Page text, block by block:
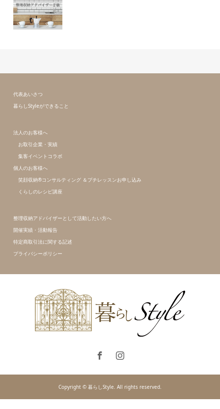
代表あいさつ
暮らしStyleができること
法人のお客様へ
お取引企業・実績
集客イベントコラボ
個人のお客様へ
笑顔収納®コンサルティング ＆プチレッスンお申し込み
くらしのレシピ講座
整理収納アドバイザーとして活動したい方へ
開催実績・活動報告
特定商取引法に関する記述
プライバシーポリシー
Copyright © 暮らしStyle. All rights reserved.